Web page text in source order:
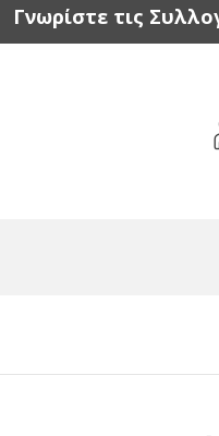
Γνωρίστε τις